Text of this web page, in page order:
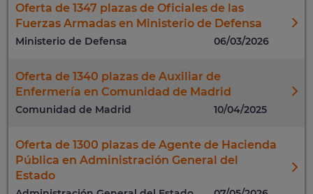
Oferta de 1347 plazas de Oficiales de las
Fuerzas Armadas en Ministerio de Defensa
Ministerio de Defensa 06/03/2026
Oferta de 1340 plazas de Auxiliar de
Enfermería en Comunidad de Madrid
Comunidad de Madrid 10/04/2025
Oferta de 1300 plazas de Agente de Hacienda
Pública en Administración General del
Estado